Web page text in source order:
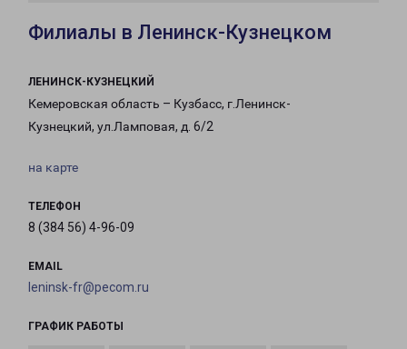
Филиалы в Ленинск-Кузнецком
ЛЕНИНСК-КУЗНЕЦКИЙ
Кемеровская область – Кузбасс, г.Ленинск-
Кузнецкий, ул.Ламповая, д. 6/2
на карте
ТЕЛЕФОН
8 (384 56) 4-96-09
EMAIL
leninsk-fr@pecom.ru
ГРАФИК РАБОТЫ